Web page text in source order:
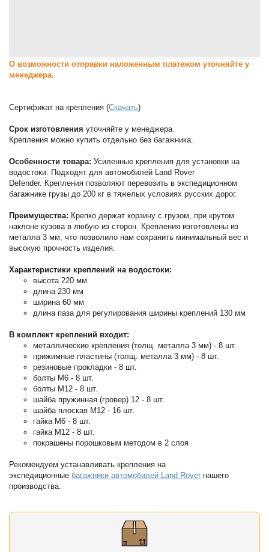
О возможности отправки наложенным платежом уточняйте у
менеджера.
Сертификат на крепления (Скачать)
Срок изготовления уточняйте у менеджера.
Крепления можно купить отдельно без багажника.
Особенности товара:Усиленные крепления для установки на
водостоки. Подходят для автомобилей Land Rover
Defender. Крепления позволяют перевозить в экспедиционном
багажнике грузы до 200 кг в тяжелых условиях русских дорог.
Преимущества: Крепко держат корзину с грузом, при крутом
наклоне кузова в любую из сторон. Крепления изготовлены из
металла 3 мм, что позволило нам сохранить минимальный вес и
высокую прочность изделия.
Характеристики креплений на водостоки:
высота 220 мм
длина 230 мм
ширина 60 мм
длина паза для регулирования ширины креплений 130 мм
В комплект креплений входит:
металлические крепления (толщ. металла 3 мм) - 8 шт.
прижимные пластины (толщ. металла 3 мм) - 8 шт.
резиновые прокладки - 8 шт.
болты М6 - 8 шт.
болты М12 - 8 шт.
шайба пружинная (гровер) 12 - 8 шт.
шайба плоская М12 - 16 шт.
гайка М6 - 8 шт.
гайка М12 - 8 шт.
покрашены порошковым методом в 2 слоя
Рекомендуем устанавливать крепления на
экспедиционныебагажники автомобилей Land Rover нашего
производства.